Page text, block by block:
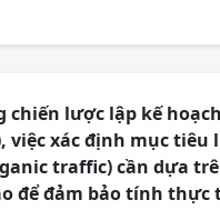
chiến lược lập kế hoạch
việc xác định mục tiêu
traffic) cần dựa
để đảm bảo tính thực